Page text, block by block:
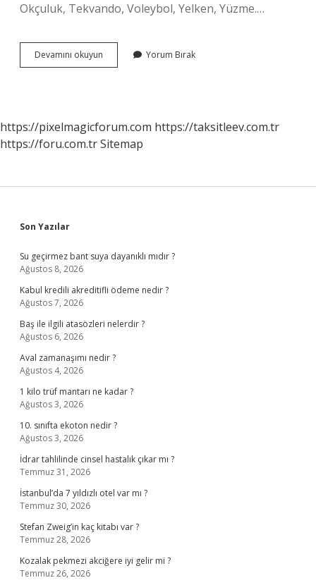
Okçuluk, Tekvando, Voleybol, Yelken, Yüzme.…
Devamını okuyun
Olimpiyat
Çıkacak
Yorum Bırak
https://pixelmagicforum.com https://taksitleev.com.tr
https://foru.com.trSitemap
Sidebar
Son Yazılar
Su geçirmez bant suya dayanıklı mıdır ?
Ağustos 8, 2026
Kabul kredili akreditifli ödeme nedir ?
Ağustos 7, 2026
Baş ile ilgili atasözleri nelerdir ?
Ağustos 6, 2026
Aval zamanaşımı nedir ?
Ağustos 4, 2026
1 kilo trüf mantarı ne kadar ?
Ağustos 3, 2026
10. sınıfta ekoton nedir ?
Ağustos 3, 2026
İdrar tahlilinde cinsel hastalık çıkar mı ?
Temmuz 31, 2026
İstanbul’da 7 yıldızlı otel var mı ?
Temmuz 30, 2026
Stefan Zweig’in kaç kitabı var ?
Temmuz 28, 2026
Kozalak pekmezi akciğere iyi gelir mi ?
Temmuz 26, 2026